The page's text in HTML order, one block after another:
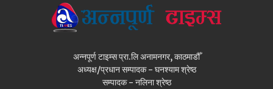
अन्नपूर्ण टाइम्स प्रा.लि अनामनगर, काठमाडौँ
अध्यक्ष/प्रधान सम्पादक - घनश्याम श्रेष्ठ
सम्पादक - नलिना श्रेष्ठ